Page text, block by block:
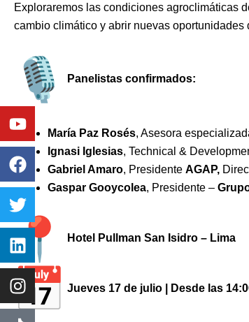
Exploraremos las condiciones agroclimáticas
cambio climático y abrir nuevas oportunidades
Panelistas confirmados:
María Paz Rosés, Asesora
Ignasi Iglesias, Technical &
Gabriel Amaro, Presidente AGAP,
Gaspar Gooycolea, Presidente –
Hotel Pullman San Isidro – Lima
Jueves 17 de julio | Desde las
Youtube
Facebook
Twitter
Linkedin
Instagram